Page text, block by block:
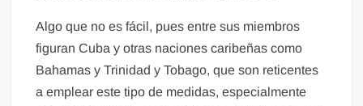
Algo que no es fácil, pues entre sus miembros
figuran Cuba y otras naciones caribeñas como
Bahamas y Trinidad y Tobago, que son reticentes
a emplear este tipo de medidas, especialmente